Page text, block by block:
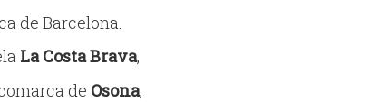
de Barcelona.
La Costa Brava,
de Osona,